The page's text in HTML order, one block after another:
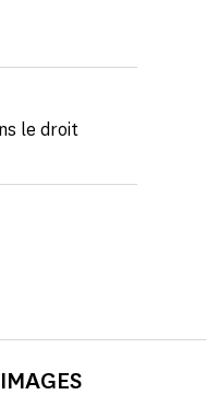
le droit